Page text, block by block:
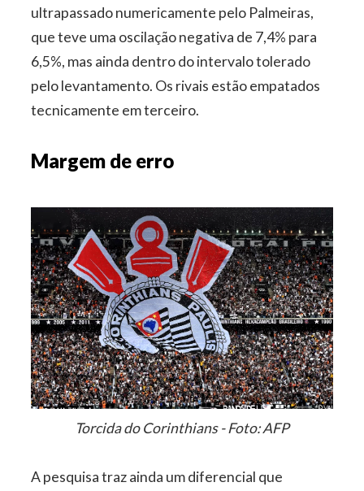
ultrapassado numericamente pelo Palmeiras,
que teve uma oscilação negativa de 7,4% para
6,5%, mas ainda dentro do intervalo tolerado
pelo levantamento. Os rivais estão empatados
tecnicamente em terceiro.
Margem de erro
Torcida do Corinthians - Foto: AFP
A pesquisa traz ainda um diferencial que